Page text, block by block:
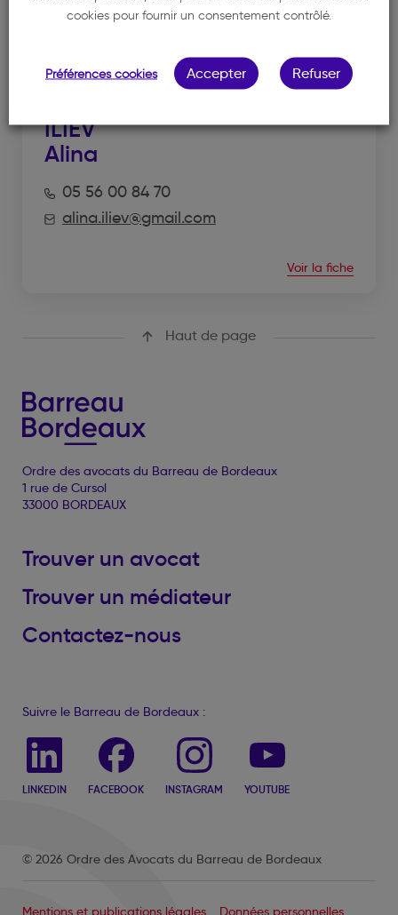
ILIEV
Alina
05 56 00 84 70
alina.iliev@gmail.com
Voir la fiche
Haut de page
Ordre des avocats du Barreau de Bordeaux
1 rue de Cursol
33000 BORDEAUX
Trouver un avocat
Trouver un médiateur
Contactez-nous
Suivre le Barreau de Bordeaux :
LINKEDIN FACEBOOK INSTAGRAM YOUTUBE
© 2026 Ordre des Avocats du Barreau de Bordeaux
Mentions et publications légales Données personnelles
cookies pour fournir un consentement contrôlé.
Préférences cookies Accepter Refuser